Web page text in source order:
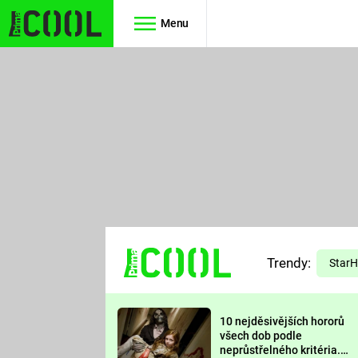
Menu
TŘESKU
FUTURAMA
PREDÁTOR
Trendy:
10 nejděsivějších hororů
všech dob podle
neprůstřelného kritéria.